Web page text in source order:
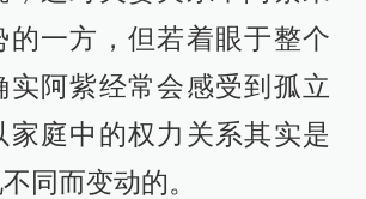
的一方，但若着眼于整个
实阿紫经常会感受到孤立
家庭中的权力关系其实是
同而变动的。